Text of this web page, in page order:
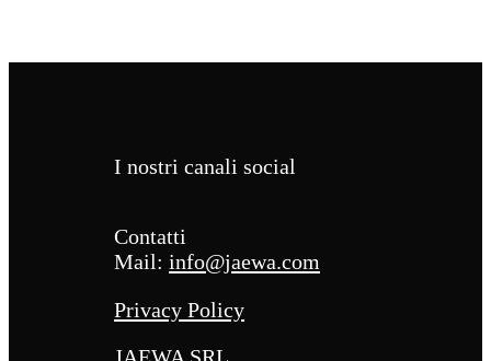
I nostri canali social
Contatti
Mail: info@jaewa.com
Privacy Policy